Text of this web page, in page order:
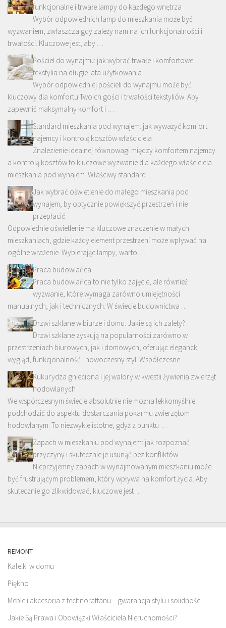
funkcjonalne i trwałe lampy do każdego wnętrza
Wybór odpowiednich lamp do mieszkania może być
wyzwaniem, zwłaszcza gdy zależy nam na ich funkcjonalności i
trwałości. Kluczowe jest, aby …
Pościel do wynajmu: jak wybrać trwałe i komfortowe
tekstylia na długie lata użytkowania
Wybór odpowiedniej pościeli do wynajmu może być
kluczowy dla komfortu Twoich gości i trwałości tekstyliów. Aby
zapewnić maksymalny komfort i …
Standard mieszkania pod wynajem: jak wyważyć komfort
najemcy i kontrolę kosztów właściciela
Znalezienie idealnej równowagi między komfortem najemcy
a kontrolą kosztów to kluczowe wyzwanie dla każdego właściciela
mieszkania pod wynajem. Właściwy standard …
Jak wybrać oświetlenie do małego mieszkania pod
wynajem, by optycznie powiększyć przestrzeń i nie
przepłacić
Odpowiednie oświetlenie ma kluczowe znaczenie w małych
mieszkaniach, gdzie każdy element przestrzeni może wpływać na
ogólne wrażenie. Wybierając lampy, warto …
Praca budowlańca
Praca budowlańca to nie tylko zajęcie, ale również
wyzwanie, które wymaga zarówno umiejętności
manualnych, jak i technicznych. W świecie budownictwa …
Drzwi szklane w biurze i domu: Jakie są ich zalety?
Drzwi szklane zyskują na popularności zarówno w
przestrzeniach biurowych, jak i domowych, oferując elegancki
wygląd, funkcjonalność i nowoczesny styl. Współczesne …
Kukurydza gnieciona i jej walory w kwestii żywienia zwierząt
hodowlanych
We współczesnym świecie absolutnie nie można lekkomyślnie
podchodzić do aspektu dostarczania pokarmu zwierzętom
hodowlanym. To niezwykle istotne, gdyż z punktu …
Zapach w mieszkaniu pod wynajem: jak rozpoznać
przyczyny i skutecznie je usunąć bez konfliktów
Nieprzyjemny zapach w wynajmowanym mieszkaniu może
być frustrującym problemem, który wpływa na komfort życia. Aby
skutecznie go zlikwidować, kluczowe jest …
REMONT
Kafelki w domu
Piękno
Meble i akcesoria z technorattanu – gwarancja stylu i solidności
Jakie Są Prawa i Obowiązki Właściciela Nieruchomości?